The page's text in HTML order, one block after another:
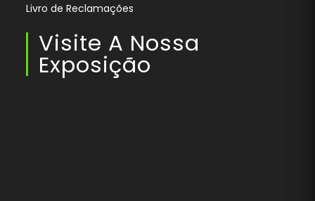
Livro de Reclamações
Visite A Nossa
Exposição